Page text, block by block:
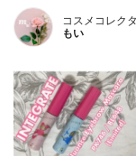
コスメコレク
もい